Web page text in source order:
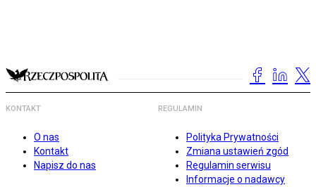
KONTAKT
O nas
Kontakt
Napisz do nas
REGULAMIN
Polityka Prywatności
Zmiana ustawień zgód
Regulamin serwisu
Informacje o nadawcy